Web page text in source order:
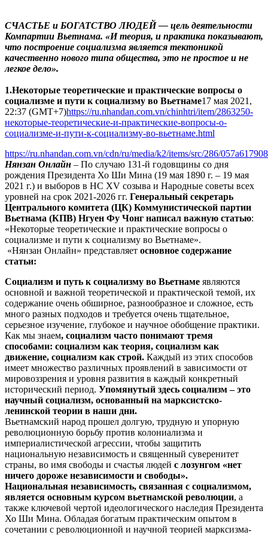
СЧАСТЬЕ и БОГАТСТВО ЛЮДЕЙ — цель деятельности
Компартии Вьетнама. «И теория, и практика показывают,
что построение социализма является тектоникой
качественно нового типа общества, это не простое и не
легкое дело».
1.Некоторые теоретические и практические вопросы о
социализме и пути к социализму во Вьетнаме17 мая 2021,
22:37 (GMT+7)https://ru.nhandan.com.vn/chinhtri/item/2863250-
некоторые-теоретические-и-практические-вопросы-о-
социализме-и-пути-к-социализму-во-вьетнаме.html
https://ru.nhandan.com.vn/cdn/ru/media/k2/items/src/286/
Нянзан Онлайн – По случаю 131-й годовщины со дня
рождения Президента Хо Ши Мина (19 мая 1890 г. – 19 мая
2021 г.) и выборов в НС XV созыва и Народные советы всех
уровней на срок 2021-2026 гг. Генеральный секретарь
Центрального комитета (ЦК) Коммунистической партии
Вьетнама (КПВ) Нгуен Фу Чонг написал важную статью:
«Некоторые теоретические и практические вопросы о
социализме и пути к социализму во Вьетнаме».
«Нянзан Онлайн» представляет основное содержание
статьи:
Социализм и путь к социализму во Вьетнаме являются
основной и важной теоретической и практической темой, их
содержание очень обширное, разнообразное и сложное, есть
много разных подходов и требуется очень тщательное,
серьезное изучение, глубокое и научное обобщение практики.
Как мы знаем, социализм часто понимают тремя
способами: социализм как теория, социализм как
движение, социализм как строй. Каждый из этих способов
имеет множество различных проявлений в зависимости от
мировоззрения и уровня развития в каждый конкретный
исторический период. Упомянутый здесь социализм – это
научный социализм, основанный на марксистско-
ленинской теории в наши дни.
Вьетнамский народ прошел долгую, трудную и упорную
революционную борьбу против колониализма и
империалистической агрессии, чтобы защитить
национальную независимость и священный суверенитет
страны, во имя свободы и счастья людей с лозунгом «нет
ничего дороже независимости и свободы».
Национальная независимость, связанная с социализмом,
является основным курсом вьетнамской революции, а
также ключевой чертой идеологического наследия Президента
Хо Ши Мина. Обладая богатым практическим опытом в
сочетании с революционной и научной теорией марксизма-